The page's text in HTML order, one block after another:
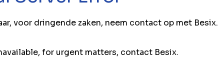
voor dringende zaken, neem contact op met Besix.
for urgent matters, contact Besix.